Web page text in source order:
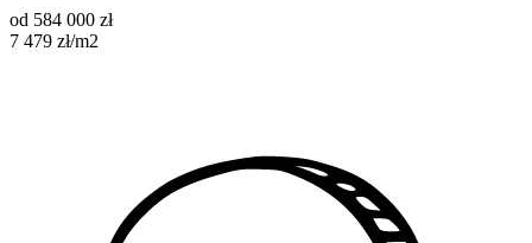
od 584 000 zł
7 479 zł/m2